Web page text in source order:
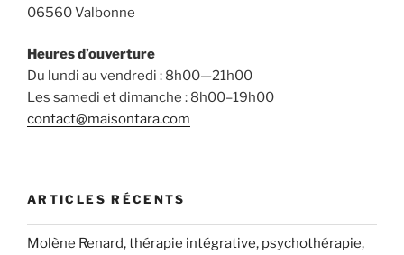
06560 Valbonne
Heures d’ouverture
Du lundi au vendredi : 8h00—21h00
Les samedi et dimanche : 8h00–19h00
contact@maisontara.com
ARTICLES RÉCENTS
Molène Renard, thérapie intégrative, psychothérapie,